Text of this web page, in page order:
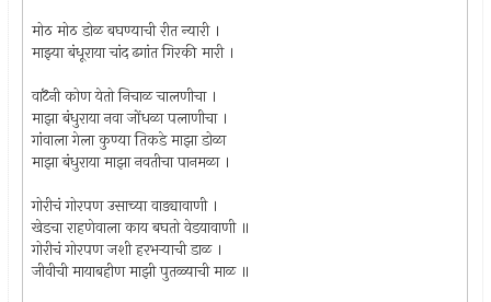
मोठ मोठ डोळ बघण्याची रीत न्यारी ।
माझ्या बंधूराया चांद ढगांत गिरकी मारी ।
वाटॆनी कोण येतो निचाळ चालणीचा ।
माझा बंधुराया नवा जोंधळा पलाणीचा ।
गांवाला गेला कुण्या तिकडे माझा डोळा
माझा बंधुराया माझा नवतीचा पानमळा ।
गोरीचं गोरपण उसाच्या वाड्यावाणी ।
खेडचा राहणेवाला काय बघतो वेडयावाणी ॥
गोरीचं गोरपण जशी हरभर्‍याची डाळ ।
जीवीची मायाबहीण माझी पुतळ्याची माळ ॥